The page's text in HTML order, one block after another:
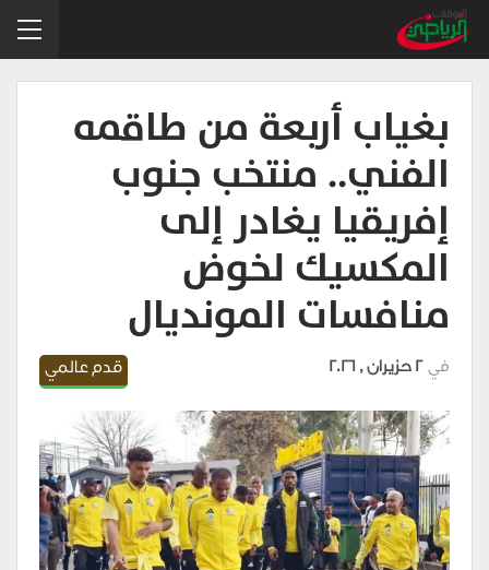
بغياب أربعة من طاقمه
الفني.. منتخب جنوب
إفريقيا يغادر إلى
المكسيك لخوض
منافسات المونديال
قدم عالمي في 2 حزيران , 2026